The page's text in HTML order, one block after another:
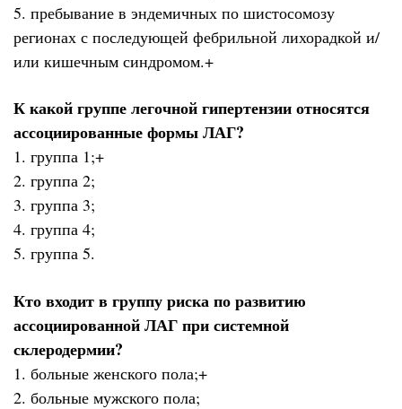
5. пребывание в эндемичных по шистосомозу
регионах с последующей фебрильной лихорадкой и/
или кишечным синдромом.+
К какой группе легочной гипертензии относятся
ассоциированные формы ЛАГ?
1. группа 1;+
2. группа 2;
3. группа 3;
4. группа 4;
5. группа 5.
Кто входит в группу риска по развитию
ассоциированной ЛАГ при системной
склеродермии?
1. больные женского пола;+
2. больные мужского пола;